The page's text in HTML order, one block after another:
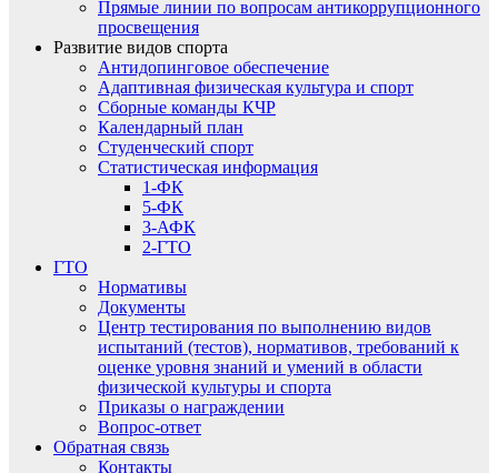
Прямые линии по вопросам антикоррупционного
просвещения
Развитие видов спорта
Антидопинговое обеспечение
Адаптивная физическая культура и спорт
Сборные команды КЧР
Календарный план
Студенческий спорт
Статистическая информация
1-ФК
5-ФК
3-АФК
2-ГТО
ГТО
Нормативы
Документы
Центр тестирования по выполнению видов
испытаний (тестов), нормативов, требований к
оценке уровня знаний и умений в области
физической культуры и спорта
Приказы о награждении
Вопрос-ответ
Обратная связь
Контакты